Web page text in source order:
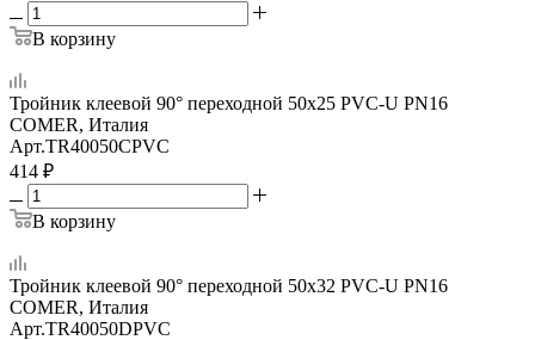
В корзину
Тройник клеевой 90° переходной 50x25 PVC-U PN16
COMER, Италия
Арт.TR40050CPVC
414 ₽
В корзину
Тройник клеевой 90° переходной 50x32 PVC-U PN16
COMER, Италия
Арт.TR40050DPVC